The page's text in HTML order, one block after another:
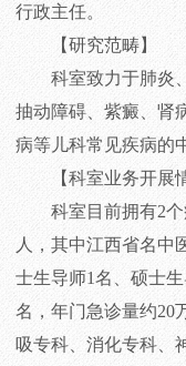
行政主任。
【研究范畴】
科室致力于肺炎
抽动障碍、紫癜、肾
病等儿科常见疾病的
【科室业务开展
科室目前拥有2
人，其中江西省名中
士生导师1名、硕士
名，年门急诊量约20
吸专科、消化专科、